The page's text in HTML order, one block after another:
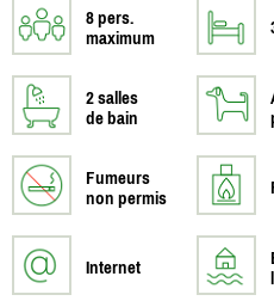
8 pers.
maximum
2 salles
de bain
Fumeurs
non permis
Internet